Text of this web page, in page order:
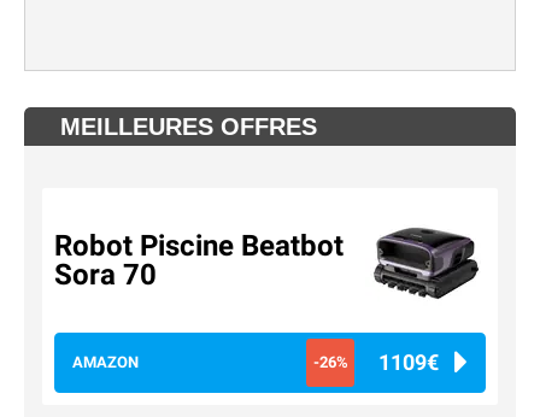
MEILLEURES OFFRES
Robot Piscine Beatbot
Sora 70
AMAZON -26% 1109€